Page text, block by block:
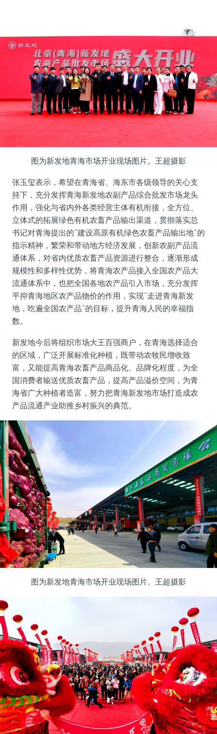
图为新发地青海市场开业现场图片。王超摄影
张玉玺表示，希望在青海省、海东市各级领导的关心支
持下，充分发挥青海新发地农副产品综合批发市场龙头
作用，强化与省内外各类经营主体有机衔接，全方位、
立体式的拓展绿色有机农畜产品输出渠道，贯彻落实总
书记对青海提出的“建设高原有机绿色农畜产品输出地”的
指示精神，繁荣和带动地方经济发展，创新农副产品流
通体系，对省内优质农畜产品资源进行整合，逐渐形成
规模性和多样性优势，将青海农产品接入全国农产品大
流通体系中，也把全国各地农产品引入市场，充分发挥
平抑青海地区农产品物价的作用，实现“走进青海新发
地，吃遍全国农产品”的目标，提升青海人民的幸福指
数。
新发地今后将组织市场大王百强商户，在青海选择适合
的区域，广泛开展标准化种植，既带动农牧民增收致
富，又能提高青海农畜产品商品化、品牌化程度，为全
国消费者输送优质农畜产品，提高产品溢价空间，为青
海省广大种植者造富，努力把青海新发地市场打造成农
产品流通产业助推乡村振兴的典范。
图为新发地青海市场开业现场图片。王超摄影